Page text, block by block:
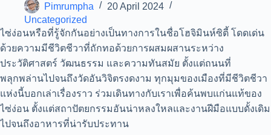
t
Pimrumpha
20 April 2024
Uncategorized
ไซ่ง่อนหรือที่รู้จักกันอย่างเป็นทางการในชื่อโฮจิมินห์ซิตี้ โดดเด่น
ด้วยความมีชีวิตชีวาที่ถักทอด้วยการผสมผสานระหว่าง
ประวัติศาสตร์ วัฒนธรรม และความทันสมัย ตั้งแต่ถนนที่
พลุกพล่านไปจนถึงวัดอันวิจิตรงดงาม ทุกมุมของเมืองที่มีชีวิตชีวา
แห่งนี้บอกเล่าเรื่องราว ร่วมเดินทางกับเราเพื่อค้นพบแก่นแท้ของ
ไซ่ง่อน ตั้งแต่สถาปัตยกรรมอันน่าหลงใหลและงานฝีมือแบบดั้งเดิม
ไปจนถึงอาหารที่น่ารับประทาน